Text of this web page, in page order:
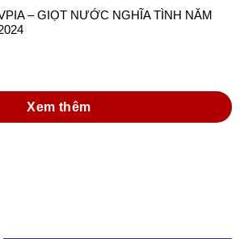
– GIỌT NƯỚC NGHĨA TÌNH NĂM
Xem thêm